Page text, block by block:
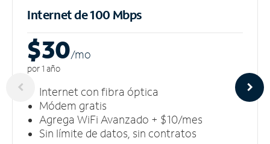
Internet de 100 Mbps
$30/mo
por 1 año
Internet con fibra óptica
Módem gratis
Agrega WiFi Avanzado + $10/mes
Sin límite de datos, sin contratos